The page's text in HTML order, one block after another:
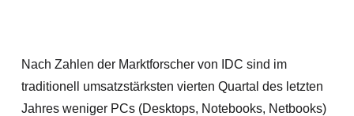
Nach Zahlen der Marktforscher von IDC sind im
traditionell umsatzstärksten vierten Quartal des letzten
Jahres weniger PCs (Desktops, Notebooks, Netbooks)